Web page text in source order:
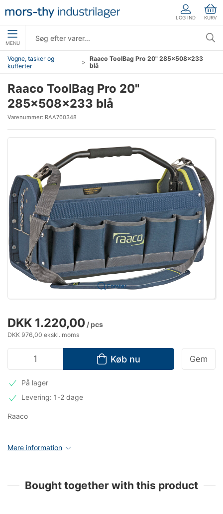
LOG IND KURV
MENU
Vogne, tasker og
kufferter
Raaco ToolBag Pro 20" 285×508×233
blå
Raaco ToolBag Pro 20"
285×508×233 blå
Varenummer: RAA760348
Forstør
DKK 1.220,00 / pcs
DKK 976,00 ekskl. moms
Køb nu Gem
På lager
Levering: 1-2 dage
Raaco
Mere information
Bought together with this product